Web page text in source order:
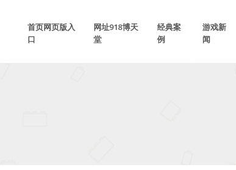
首页网页版入
口
网址918博天
堂
经典案
例
游戏新
闻